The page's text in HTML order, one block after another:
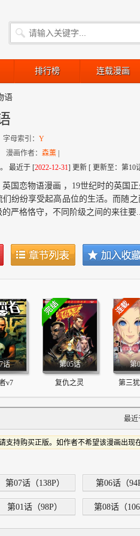
排行榜 连载漫画
语
字母索引： Y
漫画作者： 森薰
。 最近于 [2022-12-31] 更新 [ 更新至：第10
英国恋物语漫画 ，19世纪时的英国
们纷纷享受起高品位的生活。而随
的严格恪守，不同阶级之间的来往要
话
v7
第05话
复仇之灵
第
第三
最近
持购买正版。如作者不希望该漫画出现
第07话（138P） 第06话（
第01话（98P） 第08话（